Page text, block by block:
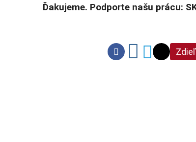
Ďakujeme. Podporte našu prácu: